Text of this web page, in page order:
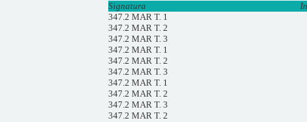
Signatura
347.2 MAR T. 1
347.2 MAR T. 2
347.2 MAR T. 3
347.2 MAR T. 1
347.2 MAR T. 2
347.2 MAR T. 3
347.2 MAR T. 1
347.2 MAR T. 2
347.2 MAR T. 3
347.2 MAR T. 2